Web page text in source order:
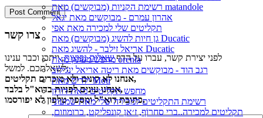
רשימת הקניות (מבוקשים) מאת matandole
אהרון עמרם - מבוקשים מאת יגאל
תקליטים שלי למכירה מאת אפי
גן חיות להשיג (מבוקשים) מאת Ducatic
אריאל זילבר - להשיג מאת Ducatic
מחפש/מעונין מאת orenla
רגב הוד - מבוקשים מאת ריטה אריאל ינגילוב
ילדים מאת Moti
מחפש תקליטים מאת דורון
רשימת התקליטים למכירה שלי מאת שמעוני
תקליטים למכירה..ברי סחרוֹף, ז׳אן קונפליקט, כרומוזום,
צרו קשר
לפני יצירת קשר, עברו על הדףשאלות נפוצות, ייתכן וכבר ענינו
לשאלתכם. למשל:
אנחנו לא קונים ולא מוכרים תקליטים,
אנחנו עונים לפניות בדוא"ל בלבד,
כתובת דוא"ל ומספר טלפון לא יפורסמו.